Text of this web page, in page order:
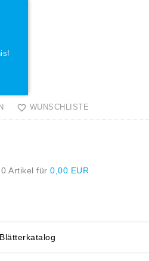
WUNSCHLISTE
0 Artikel für 0,00 EUR
Blätterkatalog